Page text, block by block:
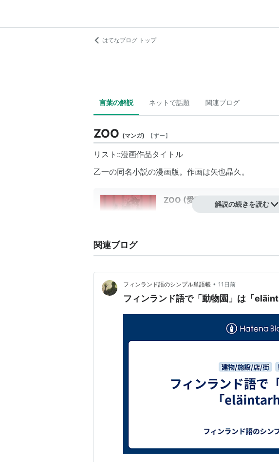
はてなブログ トップ
言葉の解説 ネットで話題 関連ブログ
ZOO (マンガ) 【ずー】
リスト::漫画作品タイトル
乙一の同名小説の漫画版。作画は矢也晶久。
ZOO (愛蔵版コミックス)
矢也晶久,乙一
ZOO (映画) 【ずー 】
監督ピーター・グリーナウェイ 出演 アンドレア
ーン エリック・ディコーン ８５英国
解説の続きを読む
関連ブログ
フィンランド語のシンプル単語帳 • 11日前
フィンランド語で「動物園」は「